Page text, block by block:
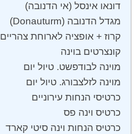
דונאו אינסל (אי הדנובה)
מגדל הדנובה (Donauturm)
קרוז + אופציה לארוחת צהריים
קונצרטים בוינה
מוינה לבודפשט. טיול יום
מוינה לזלצבורג. טיול יום
כרטיסי הנחות עירוניים
כרטיס וינה פס
כרטיס הנחות וינה סיטי קארד